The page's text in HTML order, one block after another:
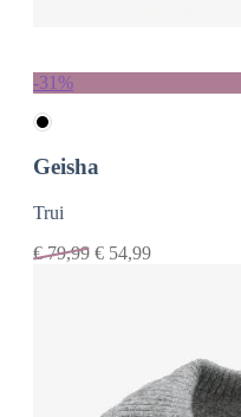
-31%
Geisha
Trui
€79,99 € 54,99